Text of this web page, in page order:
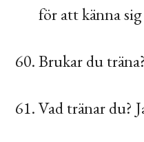
för att känna
Brukar du
Vad tränar du?